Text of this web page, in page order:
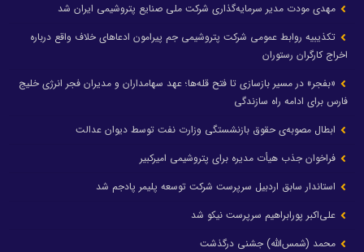
مهدی مودت مدیر سرمایه‌گذاری شرکت ملی صنایع پتروشیمی ایران شد
تکذیبیه روابط عمومی شرکت پتروشیمی جم پیرامون ادعاهای خلاف واقع درباره
اخراج کارگران رستوران
«بفجر» در مسیر بازسازی تا فتح قله‌ها؛ عهد سهامداران و مدیران فجر انرژی خلیج
فارس برای ادامه راه سازندگی
ابطال مصوبه‌ی حقوق بازنشستگی وزارت نفت توسط دیوان عدالت
فراخوان جذب هیأت مدیره برای پتروشیمی امیرکبیر
استاندار سابق اردبیل سرپرست شرکت توسعه پلیمر پادجم شد
علی‌اکبر پورابراهیم سرپرست نیکو شد
محمد (شمس‌الله) جشنی درگذشت